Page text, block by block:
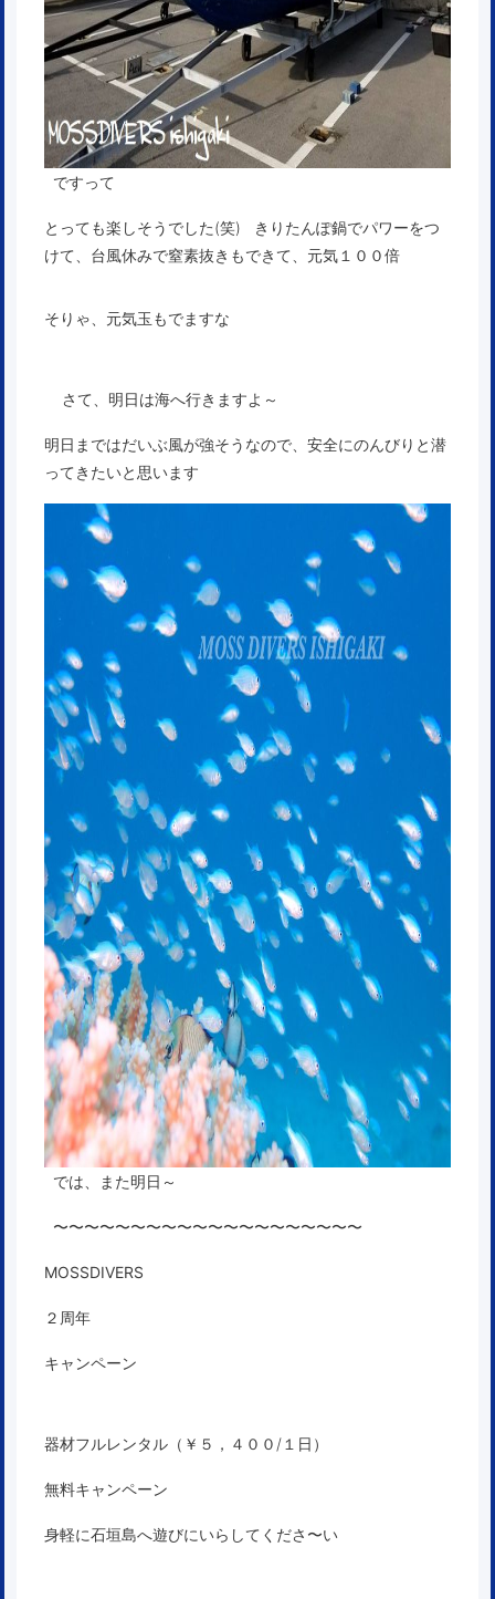
ですって
とっても楽しそうでした(笑) きりたんぽ鍋でパワーをつ
けて、台風休みで窒素抜きもできて、元気１００倍
そりゃ、元気玉もでますな
さて、明日は海へ行きますよ～
明日まではだいぶ風が強そうなので、安全にのんびりと潜
ってきたいと思います
では、また明日～
〜〜〜〜〜〜〜〜〜〜〜〜〜〜〜〜〜〜〜〜
MOSSDIVERS
２周年
キャンペーン
器材フルレンタル（￥５，４００/１日）
無料キャンペーン
身軽に石垣島へ遊びにいらしてくださ〜い